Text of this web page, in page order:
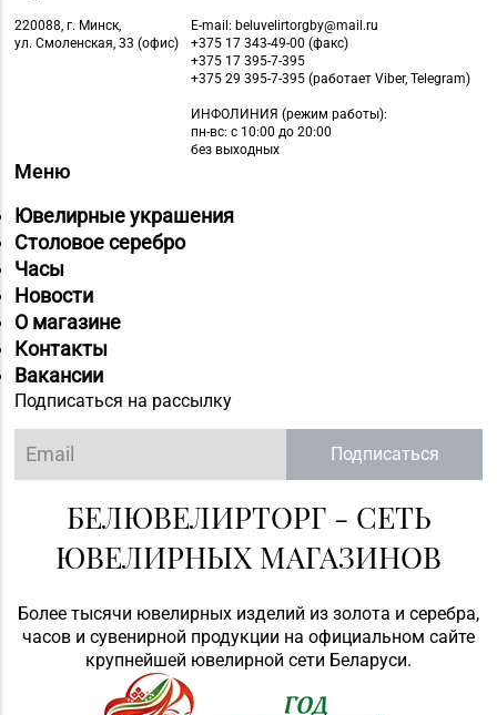
220088, г. Минск,
ул. Смоленская, 33 (офис)
E-mail: beluvelirtorgby@mail.ru
+375 17 343-49-00 (факс)
+375 17 395-7-395
+375 29 395-7-395 (работает Viber, Telegram)
ИНФОЛИНИЯ (режим работы):
пн-вс: с 10:00 до 20:00
без выходных
Меню
Ювелирные украшения
Столовое серебро
Часы
Новости
О магазине
Контакты
Вакансии
Подписаться на рассылку
Подписаться
БЕЛЮВЕЛИРТОРГ - СЕТЬ
ЮВЕЛИРНЫХ МАГАЗИНОВ
Более тысячи ювелирных изделий из золота и серебра,
часов и сувенирной продукции на официальном сайте
крупнейшей ювелирной сети Беларуси.